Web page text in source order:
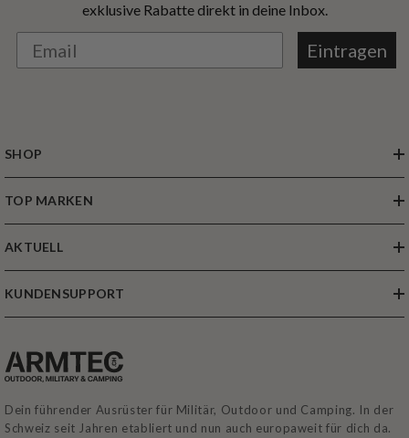
exklusive Rabatte direkt in deine Inbox.
Eintragen
SHOP
TOP MARKEN
AKTUELL
KUNDENSUPPORT
Dein führender Ausrüster für Militär, Outdoor und Camping. In der
Schweiz seit Jahren etabliert und nun auch europaweit für dich da.